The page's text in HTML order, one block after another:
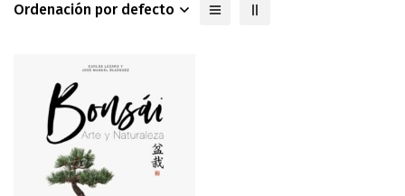
Ordenación por defecto